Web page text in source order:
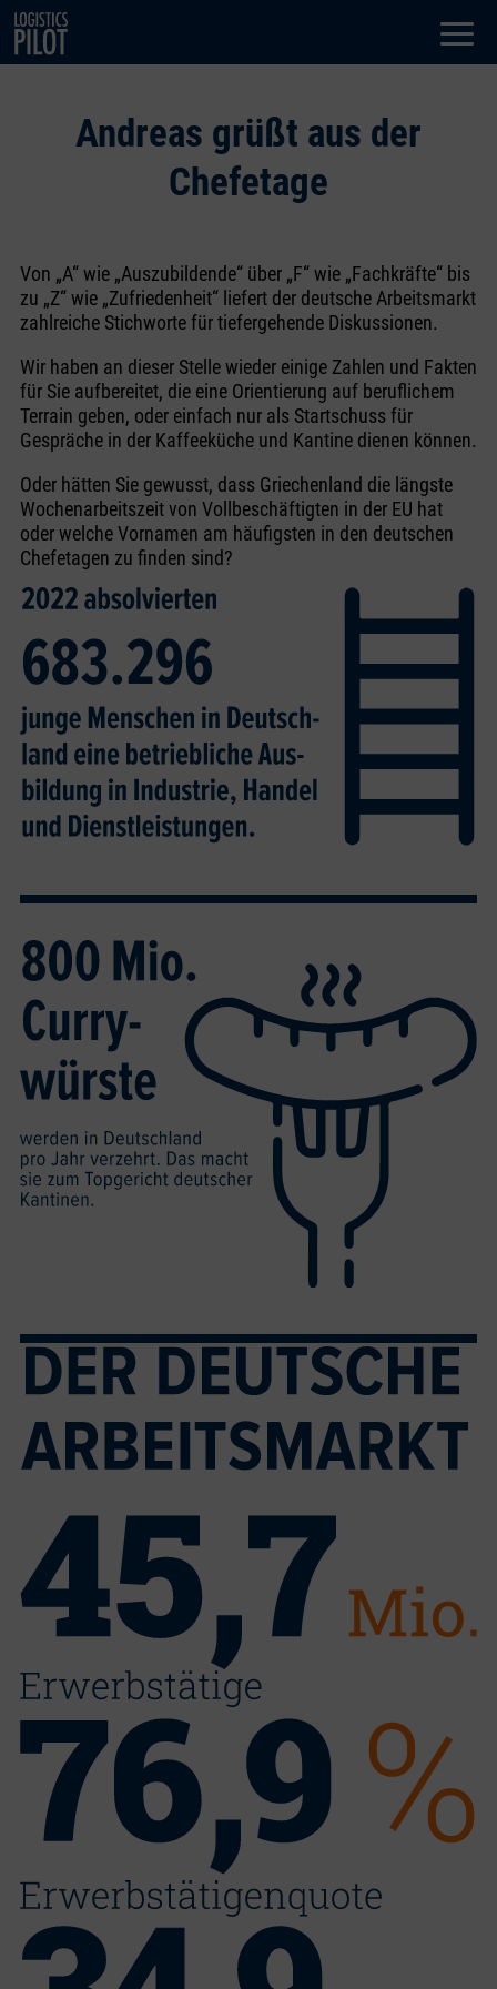
Dialog
window
Andreas grüßt aus der
Chefetage
Von „A“ wie „Auszubildende“ über „F“ wie „Fachkräfte“ bis
zu „Z“ wie „Zufriedenheit“ liefert der deutsche Arbeitsmarkt
zahlreiche Stichworte für tiefergehende Diskussionen.
Wir haben an dieser Stelle wieder einige Zahlen und Fakten
für Sie aufbereitet, die eine Orientierung auf beruflichem
Terrain geben, oder einfach nur als Startschuss für
Gespräche in der Kaffeeküche und Kantine dienen können.
Oder hätten Sie gewusst, dass Griechenland die längste
Wochenarbeitszeit von Vollbeschäftigten in der EU hat
oder welche Vornamen am häufigsten in den deutschen
Chefetagen zu finden sind?